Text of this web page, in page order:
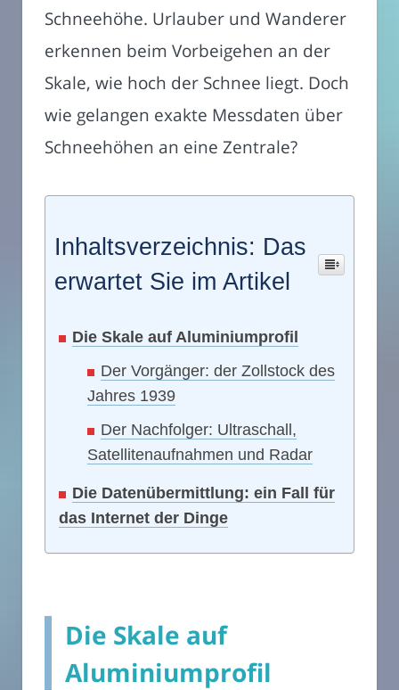
Schneehöhe. Urlauber und Wanderer
erkennen beim Vorbeigehen an der
Skale, wie hoch der Schnee liegt. Doch
wie gelangen exakte Messdaten über
Schneehöhen an eine Zentrale?
Inhaltsverzeichnis: Das
erwartet Sie im Artikel
Die Skale auf Aluminiumprofil
Der Vorgänger: der Zollstock des
Jahres 1939
Der Nachfolger: Ultraschall,
Satellitenaufnahmen und Radar
Die Datenübermittlung: ein Fall für
das Internet der Dinge
Die Skale auf
Aluminiumprofil